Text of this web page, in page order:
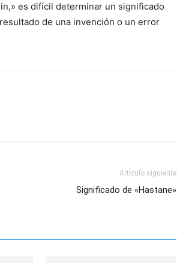
es difícil determinar un significado
de una invención o un error
Artículo siguiente
Significado de «Hastane»